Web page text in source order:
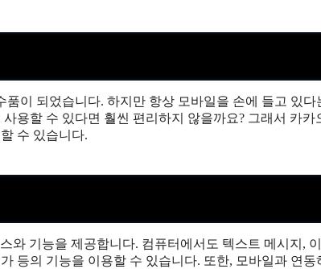
이 되었습니다. 하지만 항상 모바일을 손에 들고 있다
용할 수 있다면 훨씬 편리하지 않을까요? 그래서 카카
수 있습니다.
와 기능을 제공합니다. 컴퓨터에서도 텍스트 메시지,
등의 기능을 이용할 수 있습니다. 또한, 모바일과 연동